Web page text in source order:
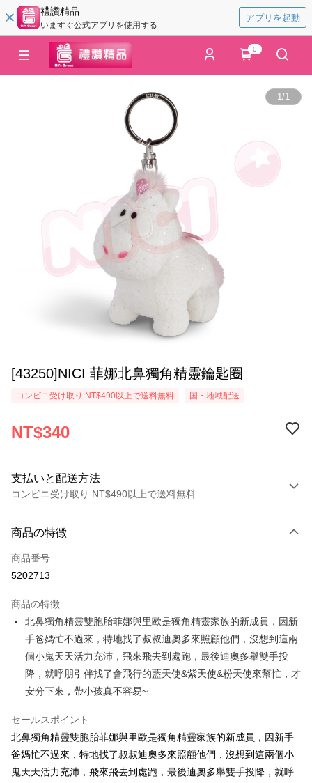
禮讚精品
いますぐ公式アプリを使用する
アプリを起動
0
1/1
[43250]NICI 菲娜北鼻獨角精靈鑰匙圈
コンビニ受け取り NT$490以上で送料無料 国・地域配送
NT$340
支払いと配送方法
コンビニ受け取り NT$490以上で送料無料
クレジットカード1回払い
コンビニ店頭代金引換
Apple Pay
JKOPAY
Easy Wallet
AFTEE代金後払い
一、 AFTEE代金後払いについて
1.お支払い方法でAFTEE代金後払いを選択すると、携帯電話認証ウィンド
ウが表示されます。
3.注文するときのお支払いは不要です。商品はご指定の住所に配送されま
ATM払い
配送方法
商品の特徴
商品番号
5202713
商品の特徴
北鼻獨角精靈雙胞胎菲娜與里歐是獨角精靈家族的新成員，因新
手爸媽忙不過來，特地找了叔叔迪奧多來照顧他們，沒想到這兩
個小鬼天天活力充沛，飛來飛去到處跑，最後迪奧多舉雙手投
降，就呼朋引伴找了會飛行的藍天使&紫天使&粉天使來幫忙，才
安分下來，帶小孩真不容易~
セールスポイント
北鼻獨角精靈雙胞胎菲娜與里歐是獨角精靈家族的新成員，因新手
爸媽忙不過來，特地找了叔叔迪奧多來照顧他們，沒想到這兩個小
鬼天天活力充沛，飛來飛去到處跑，最後迪奧多舉雙手投降，就呼